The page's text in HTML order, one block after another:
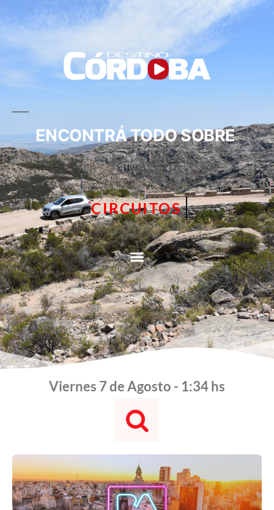
ENCONTRÁ TODO SOBRE
TURISMO
Viernes 7 de Agosto - 1:34 hs